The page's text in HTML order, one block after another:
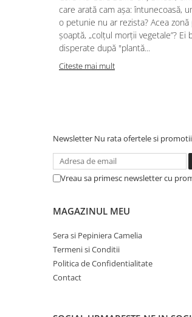
care arată cam așa: întunecoasă,
o petunie nu ar rezista? Acea
șoaptă, „colțul morții vegetale”?
disperate după "plantă...
Citeste mai mult
Newsletter Nu rata ofertele si
Vreau sa primesc newsletter cu
MAGAZINUL MEU
Sera si Pepiniera Camelia
Termeni si Conditii
Politica de Confidentialitate
Contact